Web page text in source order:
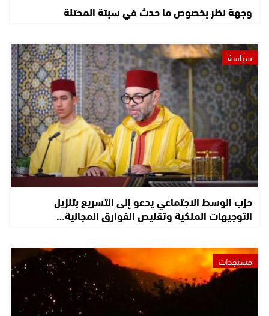
وجهة نظر بخصوص ما حدث في سبتة المحتلة
سياسة
حزب الوسط الاجتماعي يدعو إلى التسريع بتنزيل
التوجيهات الملكية وتقليص الفوارق المجالية…
مستجدات